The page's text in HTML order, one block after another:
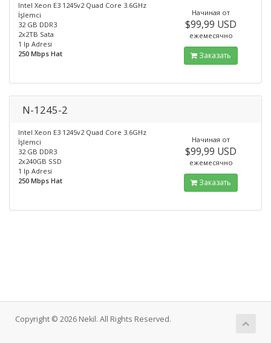
Intel Xeon E3 1245v2 Quad Core 3.6GHz
İşlemci
32 GB DDR3
2x2TB Sata
1 Ip Adresi
250 Mbps Hat
Начиная от
$99,99 USD
ежемесячно
Заказать
N-1245-2
Intel Xeon E3 1245v2 Quad Core 3.6GHz
İşlemci
32 GB DDR3
2x240GB SSD
1 Ip Adresi
250 Mbps Hat
Начиная от
$99,99 USD
ежемесячно
Заказать
Copyright © 2026 Nekil. All Rights Reserved.